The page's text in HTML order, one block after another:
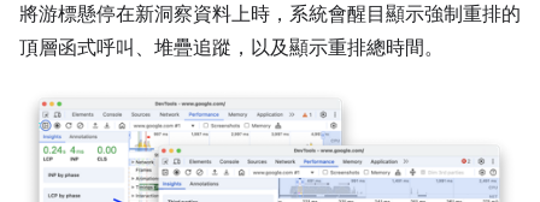
將游標懸停在新洞察資料上時，系統會醒目顯示強制重排的
頂層函式呼叫、堆疊追蹤，以及顯示重排總時間。